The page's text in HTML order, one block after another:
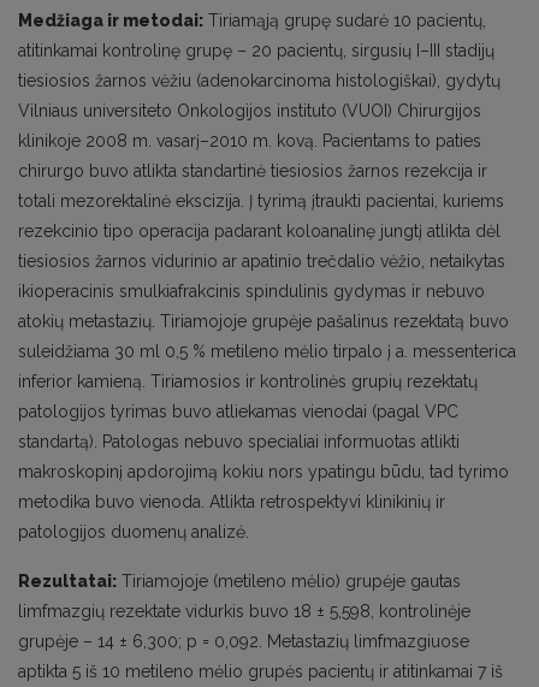
Medžiaga ir metodai: Tiriamąją grupę sudarė 10 pacientų,
atitinkamai kontrolinę grupę – 20 pacientų, sirgusių I–III stadijų
tiesiosios žarnos vėžiu (adenokarcinoma histologiškai), gydytų
Vilniaus universiteto Onkologijos instituto (VUOI) Chirurgijos
klinikoje 2008 m. vasarį–2010 m. kovą. Pacientams to paties
chirurgo buvo atlikta standartinė tiesiosios žarnos rezekcija ir
totali mezorektalinė ekscizija. Į tyrimą įtraukti pacientai, kuriems
rezekcinio tipo operacija padarant koloanalinę jungtį atlikta dėl
tiesiosios žarnos vidurinio ar apatinio trečdalio vėžio, netaikytas
ikioperacinis smulkiafrakcinis spindulinis gydymas ir nebuvo
atokių metastazių. Tiriamojoje grupėje pašalinus rezektatą buvo
suleidžiama 30 ml 0,5 % metileno mėlio tirpalo į a. messenterica
inferior kamieną. Tiriamosios ir kontrolinės grupių rezektatų
patologijos tyrimas buvo atliekamas vienodai (pagal VPC
standartą). Patologas nebuvo specialiai informuotas atlikti
makroskopinį apdorojimą kokiu nors ypatingu būdu, tad tyrimo
metodika buvo vienoda. Atlikta retrospektyvi klinikinių ir
patologijos duomenų analizė.
Rezultatai: Tiriamojoje (metileno mėlio) grupėje gautas
limfmazgių rezektate vidurkis buvo 18 ± 5,598, kontrolinėje
grupėje – 14 ± 6,300; p = 0,092. Metastazių limfmazgiuose
aptikta 5 iš 10 metileno mėlio grupės pacientų ir atitinkamai 7 iš